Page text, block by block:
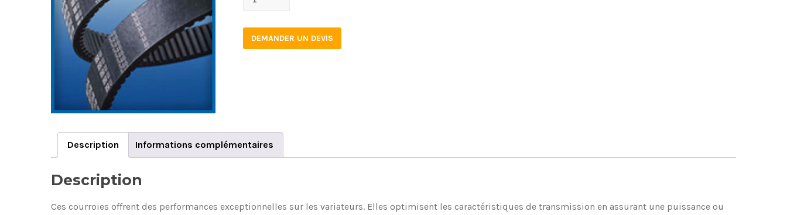
quantity
DEMANDER UN DEVIS
Description Informations complémentaires
Description
Ces courroies offrent des performances exceptionnelles sur les variateurs. Elles optimisent les caractéristiques de transmission en assurant une puissance ou